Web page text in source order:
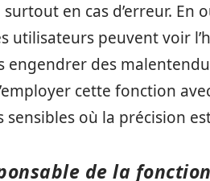
en cas d’erreur. En
utilisateurs peuvent voir
des
cette fonction
où la précision
de la